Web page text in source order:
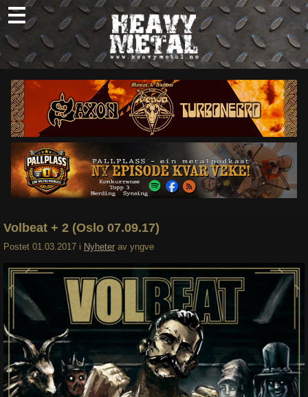
Skip
to
content
Nyheter
Omtaler
Intervjuer
Om oss
Abonner
Søk
Volbeat + 2 (Oslo 07.09.17)
Postet 01.03.2017 i Nyheter av yngve